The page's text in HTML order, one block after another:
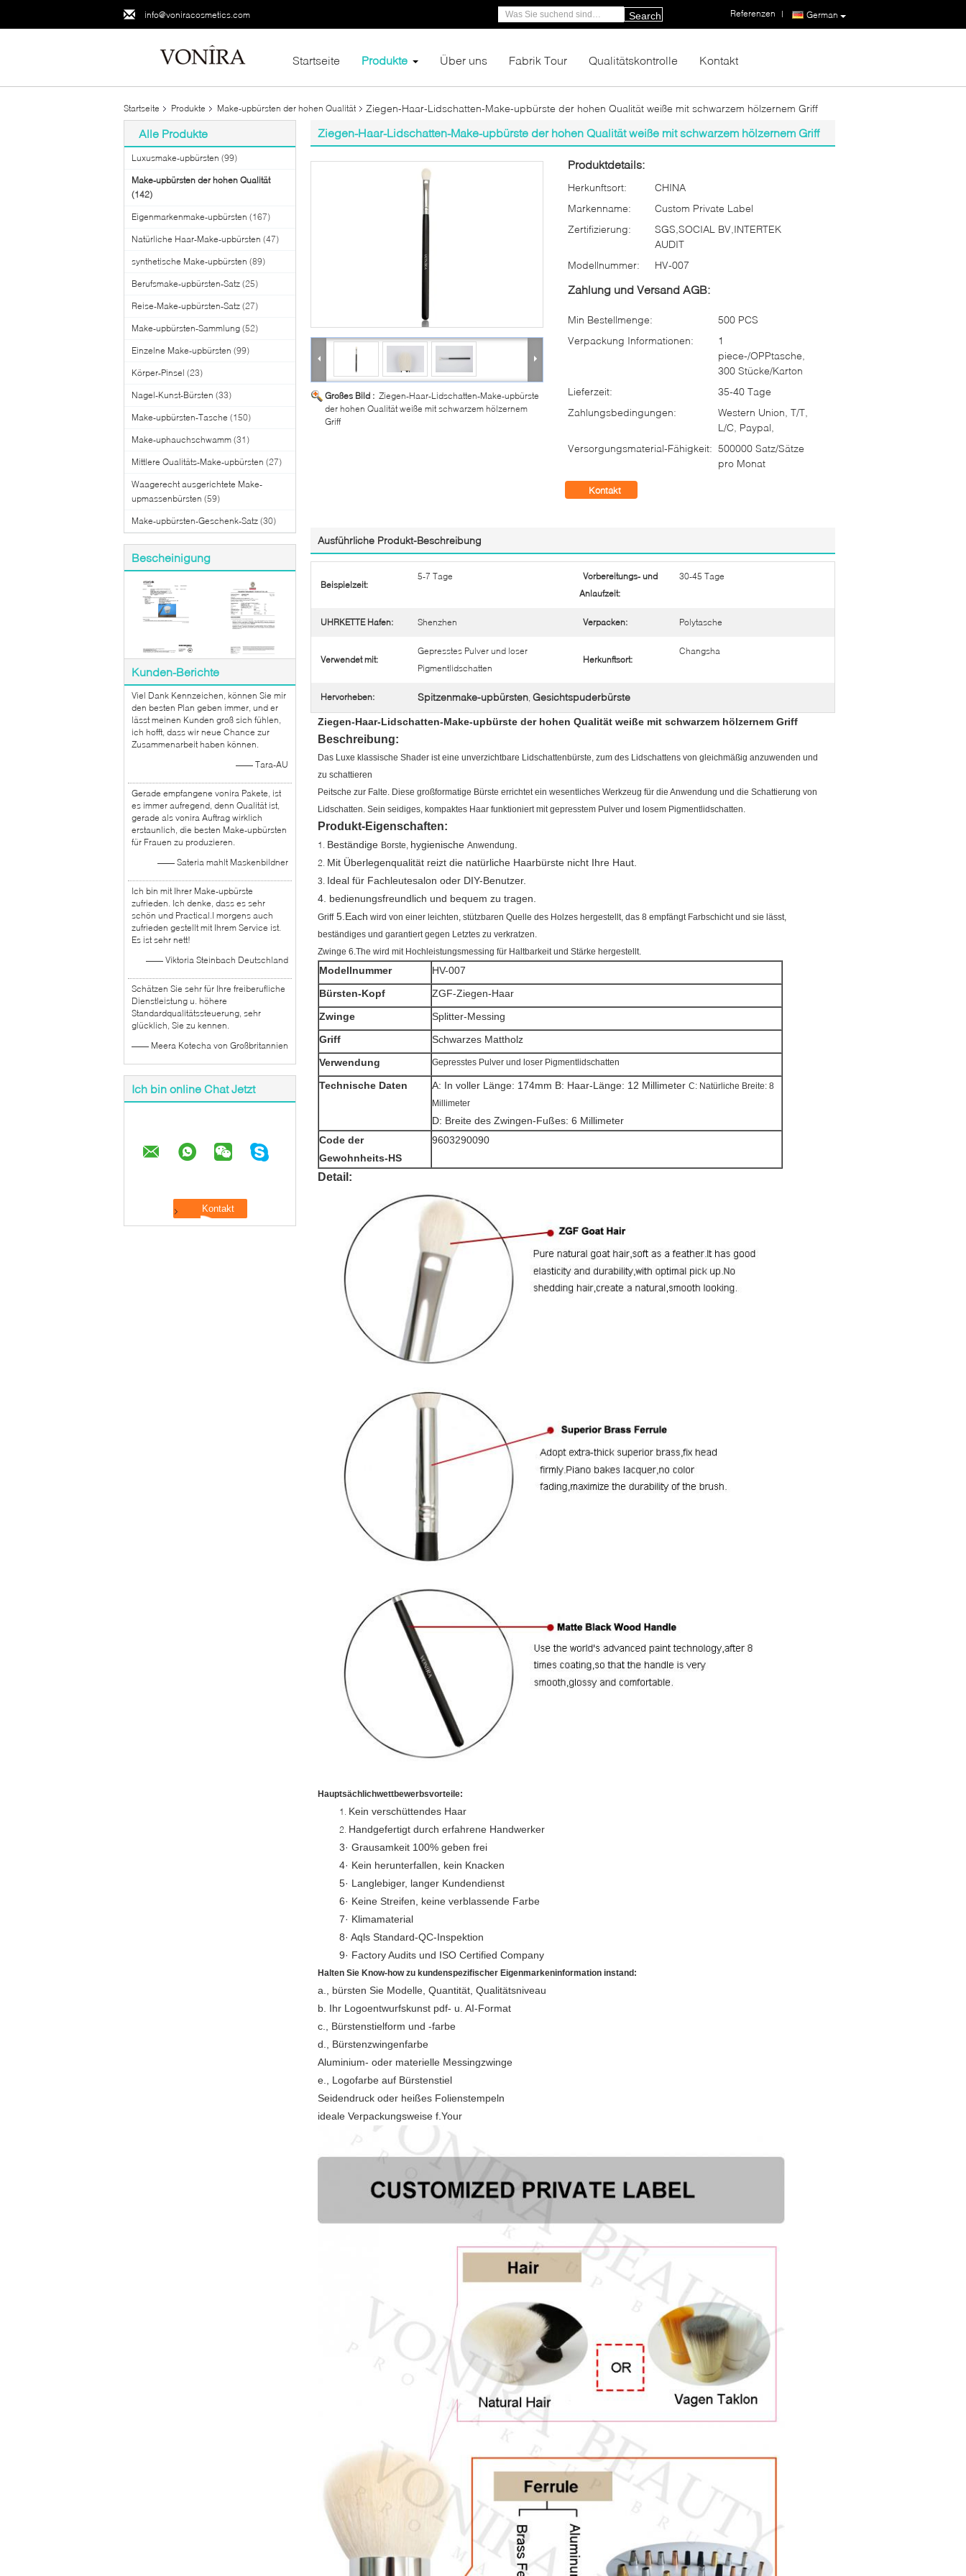
info@voniracosmetics.com German
Referenzen |
Search
Startseite Produkte Über uns Fabrik Tour Qualitätskontrolle Kontakt
Startseite Produkte Make-upbürsten der hohen Qualität Ziegen-Haar-Lidschatten-Make-upbürste der hohen Qualität weiße mit schwarzem hölzernem Griff
Alle Produkte
Luxusmake-upbürsten (99)
Make-upbürsten der hohen Qualität
(142)
Eigenmarkenmake-upbürsten (167)
Natürliche Haar-Make-upbürsten (47)
synthetische Make-upbürsten (89)
Berufsmake-upbürsten-Satz (25)
Reise-Make-upbürsten-Satz (27)
Make-upbürsten-Sammlung (52)
Einzelne Make-upbürsten (99)
Körper-Pinsel (23)
Nagel-Kunst-Bürsten (33)
Make-upbürsten-Tasche (150)
Make-uphauchschwamm (31)
Mittlere Qualitäts-Make-upbürsten (27)
Waagerecht ausgerichtete Make-
upmassenbürsten (59)
Make-upbürsten-Geschenk-Satz (30)
Bescheinigung
Kunden-Berichte
Viel Dank Kennzeichen, können Sie mir
den besten Plan geben immer, und er
lässt meinen Kunden groß sich fühlen,
ich hofft, dass wir neue Chance zur
Zusammenarbeit haben können.
—— Tara-AU
Gerade empfangene vonira Pakete, ist
es immer aufregend, denn Qualität ist,
gerade als vonira Auftrag wirklich
erstaunlich, die besten Make-upbürsten
für Frauen zu produzieren.
—— Sateria mahlt Maskenbildner
Ich bin mit Ihrer Make-upbürste
zufrieden. Ich denke, dass es sehr
schön und Practical.I morgens auch
zufrieden gestellt mit Ihrem Service ist.
Es ist sehr nett!
—— Viktoria Steinbach Deutschland
Schätzen Sie sehr für Ihre freiberufliche
Dienstleistung u. höhere
Standardqualitätssteuerung, sehr
glücklich, Sie zu kennen.
—— Meera Kotecha von Großbritannien
Ich bin online Chat Jetzt
Ziegen-Haar-Lidschatten-Make-upbürste der hohen Qualität weiße mit schwarzem hölzernem Griff
Großes Bild : Ziegen-Haar-Lidschatten-Make-upbürste
der hohen Qualität weiße mit schwarzem hölzernem
Griff
Produktdetails:
Herkunftsort:
CHINA
Markenname:
Custom Private Label
Zertifizierung:
SGS,SOCIAL BV,INTERTEK
AUDIT
Modellnummer:
HV-007
Zahlung und Versand AGB:
Min Bestellmenge:
500 PCS
Verpackung Informationen:
1
piece-/OPPtasche,
300 Stücke/Karton
Lieferzeit:
35-40 Tage
Zahlungsbedingungen:
Western Union, T/T,
L/C, Paypal,
Versorgungsmaterial-Fähigkeit: 500000 Satz/Sätze
pro Monat
Kontakt
Ausführliche Produkt-Beschreibung
Beispielzeit:
5-7 Tage
Vorbereitungs- und
Anlaufzeit:
30-45 Tage
UHRKETTE Hafen: Shenzhen Verpacken: Polytasche
Verwendet mit:
Gepresstes Pulver und loser
Pigmentlidschatten
Herkunftsort:
Changsha
Hervorheben: Spitzenmake-upbürsten, Gesichtspuderbürste
Ziegen-Haar-Lidschatten-Make-upbürste der hohen Qualität weiße mit schwarzem hölzernem Griff
Beschreibung:
Das Luxe klassische Shader ist eine unverzichtbare Lidschattenbürste, zum des Lidschattens von gleichmäßig anzuwenden und
zu schattieren
Peitsche zur Falte. Diese großformatige Bürste errichtet ein wesentliches Werkzeug für die Anwendung und die Schattierung von
Lidschatten. Sein seidiges, kompaktes Haar funktioniert mit gepresstem Pulver und losem Pigmentlidschatten.
Produkt-Eigenschaften:
1. Beständige Borste, hygienische Anwendung
2. Mit Überlegenqualität reizt die natürliche Haarbürste nicht Ihre Haut.
3. Ideal für Fachleutesalon oder DIY-Benutzer.
4. bedienungsfreundlich und bequem zu tragen.
Griff 5.Each wird von einer leichten, stützbaren Quelle des Holzes hergestellt, das 8 empfängt Farbschicht und sie lässt,
beständiges und garantiert gegen Letztes zu verkratzen.
Zwinge 6.The wird mit Hochleistungsmessing für Haltbarkeit und Stärke hergestellt.
Modellnummer
HV-007
Bürsten-Kopf
ZGF-Ziegen-Haar
Zwinge
Splitter-Messing
Griff
Schwarzes Mattholz
Verwendung
Gepresstes Pulver und loser Pigmentlidschatten
Technische Daten A: In voller Länge: 174mm B: Haar-Länge: 12 Millimeter C: Natürliche Breite: 8
Millimeter
D: Breite des Zwingen-Fußes: 6 Millimeter
Code der
Gewohnheits-HS
9603290090
Detail:
Hauptsächlichwettbewerbsvorteile:
1. Kein verschüttendes Haar
2. Handgefertigt durch erfahrene Handwerker
3· Grausamkeit 100% geben frei
4· Kein herunterfallen, kein Knacken
5· Langlebiger, langer Kundendienst
6· Keine Streifen, keine verblassende Farbe
7· Klimamaterial
8· Aqls Standard-QC-Inspektion
9· Factory Audits und ISO Certified Company
Halten Sie Know-how zu kundenspezifischer Eigenmarkeninformation instand:
a., bürsten Sie Modelle, Quantität, Qualitätsniveau
b. Ihr Logoentwurfskunst pdf- u. AI-Format
c., Bürstenstielform und -farbe
d., Bürstenzwingenfarbe
Aluminium- oder materielle Messingzwinge
e., Logofarbe auf Bürstenstiel
Seidendruck oder heißes Folienstempeln
ideale Verpackungsweise f.Your